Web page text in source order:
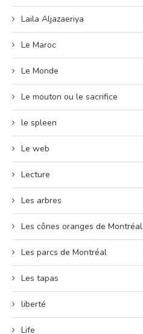
Laila Aljazaeriya
Le Maroc
Le Monde
Le mouton ou le sacrifice
le spleen
Le web
Lecture
Les arbres
Les cônes oranges de Montréal
Les parcs de Montréal
Les tapas
liberté
Life